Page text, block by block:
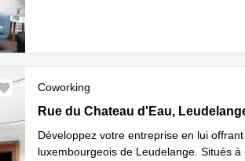
Coworking
12, Rue du Chateau D'eau, Leudelange
Rue du Chateau d'Eau,
Développez votre entreprise en lui
luxembourgeois de Leudelange. Situés